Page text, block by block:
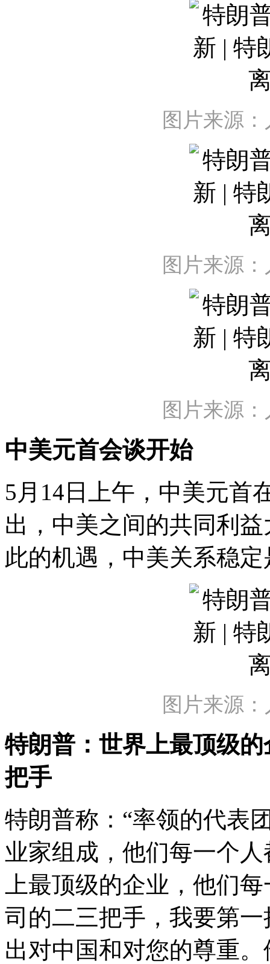
图片来源
图片来源
图片来源
中美元首会谈开始
5月14日上午，中美元首
出，中美之间的共同利
此的机遇，中美关系稳
图片来源
特朗普：世界上最顶级
把手
特朗普称：“率领的代表
业家组成，他们每一个
上最顶级的企业，他们
司的二三把手，我要第
出对中国和对您的尊重